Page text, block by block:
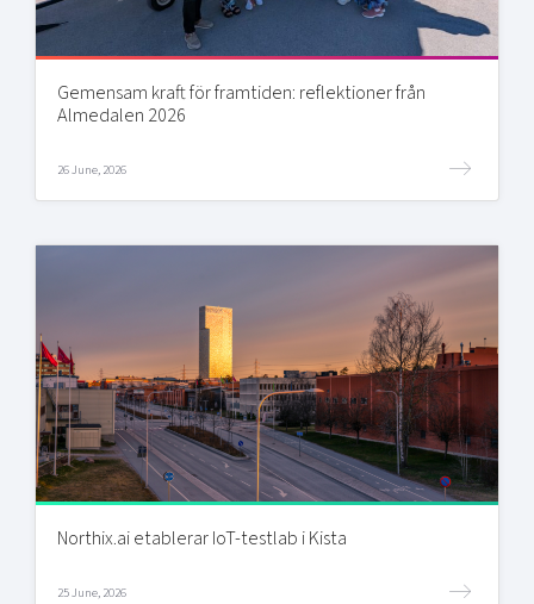
Gemensam kraft för framtiden: reflektioner från
Almedalen 2026
26 June, 2026
Northix.ai etablerar IoT-testlab i Kista
25 June, 2026